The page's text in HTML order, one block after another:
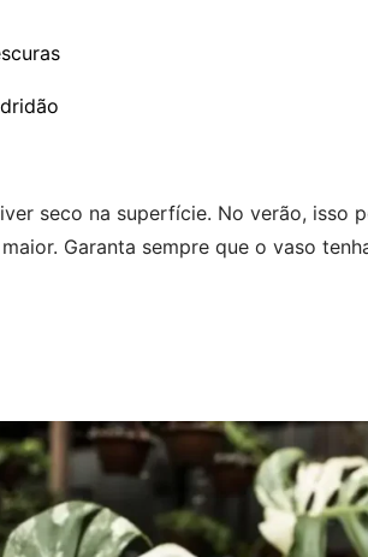
seco na superfície. No verão, isso
Garanta sempre que o vaso